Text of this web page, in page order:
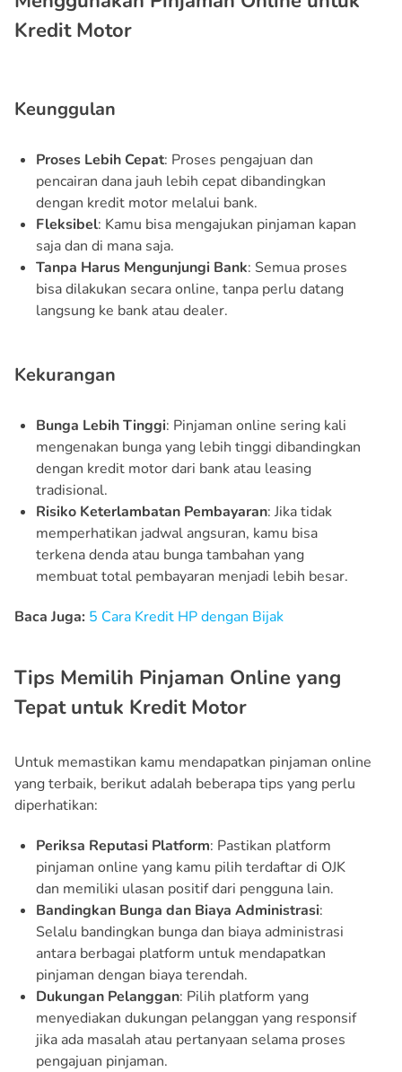
Kredit Motor
Keunggulan
Proses Lebih Cepat: Proses pengajuan dan
pencairan dana jauh lebih cepat dibandingkan
dengan kredit motor melalui bank.
Fleksibel: Kamu bisa mengajukan pinjaman kapan
saja dan di mana saja.
Tanpa Harus Mengunjungi Bank: Semua proses
bisa dilakukan secara online, tanpa perlu datang
langsung ke bank atau dealer.
Kekurangan
Bunga Lebih Tinggi: Pinjaman online sering kali
mengenakan bunga yang lebih tinggi dibandingkan
dengan kredit motor dari bank atau leasing
tradisional.
Risiko Keterlambatan Pembayaran: Jika tidak
memperhatikan jadwal angsuran, kamu bisa
terkena denda atau bunga tambahan yang
membuat total pembayaran menjadi lebih besar.
Baca Juga: 5 Cara Kredit HP dengan Bijak
Tips Memilih Pinjaman Online yang
Tepat untuk Kredit Motor
Untuk memastikan kamu mendapatkan pinjaman online
yang terbaik, berikut adalah beberapa tips yang perlu
diperhatikan:
Periksa Reputasi Platform: Pastikan platform
pinjaman online yang kamu pilih terdaftar di OJK
dan memiliki ulasan positif dari pengguna lain.
Bandingkan Bunga dan Biaya Administrasi:
Selalu bandingkan bunga dan biaya administrasi
antara berbagai platform untuk mendapatkan
pinjaman dengan biaya terendah.
Dukungan Pelanggan: Pilih platform yang
menyediakan dukungan pelanggan yang responsif
jika ada masalah atau pertanyaan selama proses
pengajuan pinjaman.